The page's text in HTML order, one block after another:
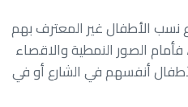
نسب الأطفال غير المعترف بهم
الصور النمطية والاقصاء
أنفسهم في الشارع أو في